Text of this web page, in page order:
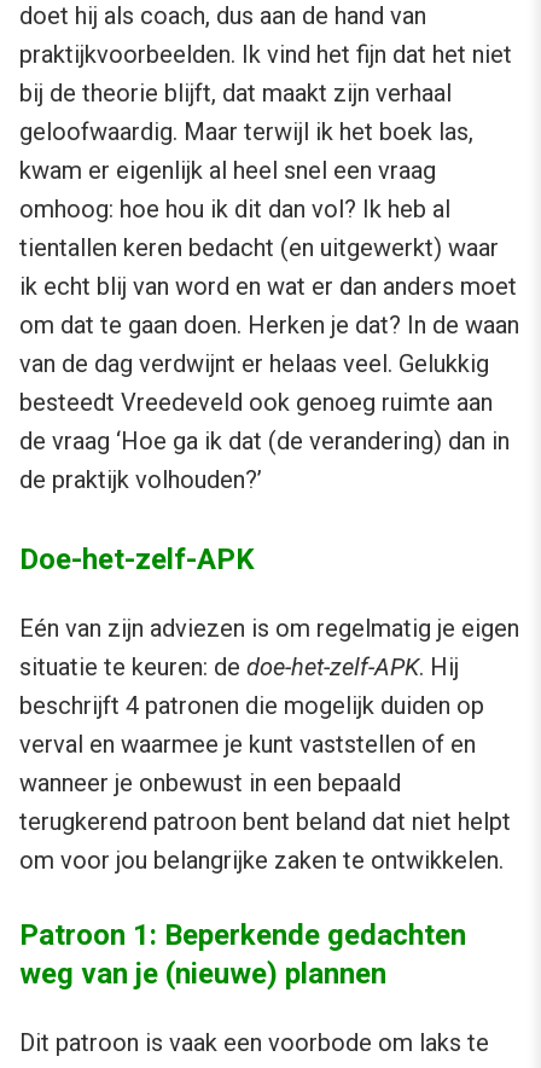
doet hij als coach, dus aan de hand van
praktijkvoorbeelden. Ik vind het fijn dat het niet
bij de theorie blijft, dat maakt zijn verhaal
geloofwaardig. Maar terwijl ik het boek las,
kwam er eigenlijk al heel snel een vraag
omhoog: hoe hou ik dit dan vol? Ik heb al
tientallen keren bedacht (en uitgewerkt) waar
ik echt blij van word en wat er dan anders moet
om dat te gaan doen. Herken je dat? In de waan
van de dag verdwijnt er helaas veel. Gelukkig
besteedt Vreedeveld ook genoeg ruimte aan
de vraag ‘Hoe ga ik dat (de verandering) dan in
de praktijk volhouden?’
Doe-het-zelf-APK
Eén van zijn adviezen is om regelmatig je eigen
situatie te keuren: de doe-het-zelf-APK. Hij
beschrijft 4 patronen die mogelijk duiden op
verval en waarmee je kunt vaststellen of en
wanneer je onbewust in een bepaald
terugkerend patroon bent beland dat niet helpt
om voor jou belangrijke zaken te ontwikkelen.
Patroon 1: Beperkende gedachten
weg van je (nieuwe) plannen
Dit patroon is vaak een voorbode om laks te